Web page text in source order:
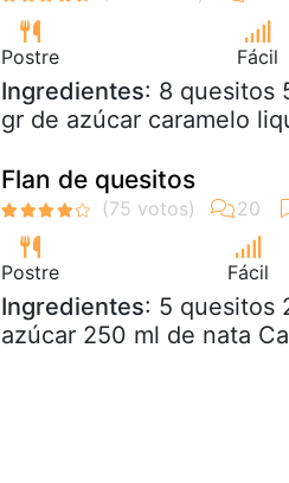
Postre Fácil
Ingredientes: 8 quesitos
gr de azúcar caramelo
Flan de quesitos
Postre Fácil
Ingredientes: 5 quesitos
azúcar 250 ml de nata